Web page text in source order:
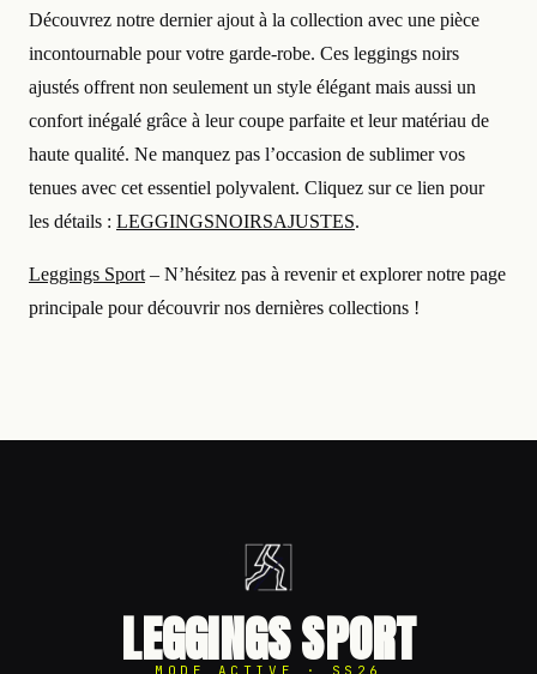
Découvrez notre dernier ajout à la collection avec une pièce
incontournable pour votre garde-robe. Ces leggings noirs
ajustés offrent non seulement un style élégant mais aussi un
confort inégalé grâce à leur coupe parfaite et leur matériau de
haute qualité. Ne manquez pas l’occasion de sublimer vos
tenues avec cet essentiel polyvalent. Cliquez sur ce lien pour
les détails : LEGGINGSNOIRSAJUSTES.
Leggings Sport – N’hésitez pas à revenir et explorer notre page
principale pour découvrir nos dernières collections !
LEGGINGS SPORT
MODE ACTIVE · SS26